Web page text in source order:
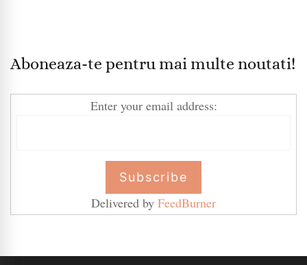
Aboneaza-te pentru mai multe noutati!
Enter your email address:
Delivered by FeedBurner